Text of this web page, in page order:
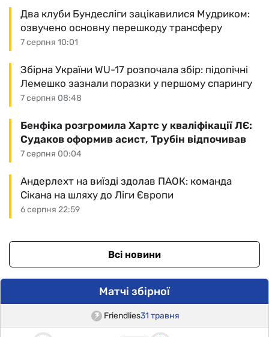
7 серпня 10:01
Два клуби Бундесліги зацікавилися Мудриком:
озвучено основну перешкоду трансферу
7 серпня 08:48
Збірна України WU-17 розпочала збір: підопічні
Лемешко зазнали поразки у першому спарингу
7 серпня 00:04
Бенфіка розгромила Хартс у кваліфікації ЛЄ:
Судаков оформив асист, Трубін відпочивав
6 серпня 22:59
Андерлехт на виїзді здолав ПАОК: команда
Сікана на шляху до Ліги Європи
Всі новини
Матчі збірної
Friendlies31 травня